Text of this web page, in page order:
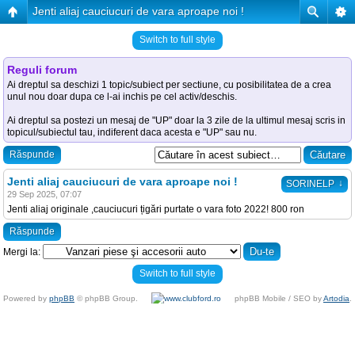
Jenti aliaj cauciucuri de vara aproape noi !
Switch to full style
Reguli forum
Ai dreptul sa deschizi 1 topic/subiect per sectiune, cu posibilitatea de a crea
unul nou doar dupa ce l-ai inchis pe cel activ/deschis.
Ai dreptul sa postezi un mesaj de "UP" doar la 3 zile de la ultimul mesaj scris in
topicul/subiectul tau, indiferent daca acesta e "UP" sau nu.
Răspunde
SORINELP ↓
Jenti aliaj cauciucuri de vara aproape noi !
29 Sep 2025, 07:07
Jenti aliaj originale ,cauciucuri țigări purtate o vara foto 2022! 800 ron
Răspunde
Mergi la:
Switch to full style
Powered by phpBB © phpBB Group. phpBB Mobile / SEO byArtodia